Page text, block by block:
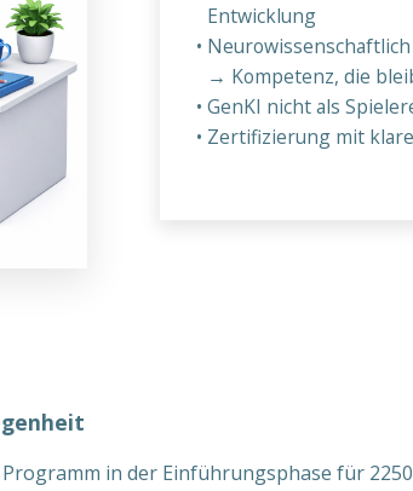
Entwicklung
→ Kompetenz, die
GenKI nicht als
Zertifizierung mit
in der Einführungsphase für